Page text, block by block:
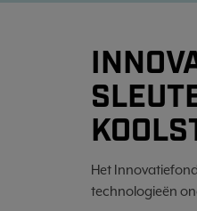
Het
technologieën